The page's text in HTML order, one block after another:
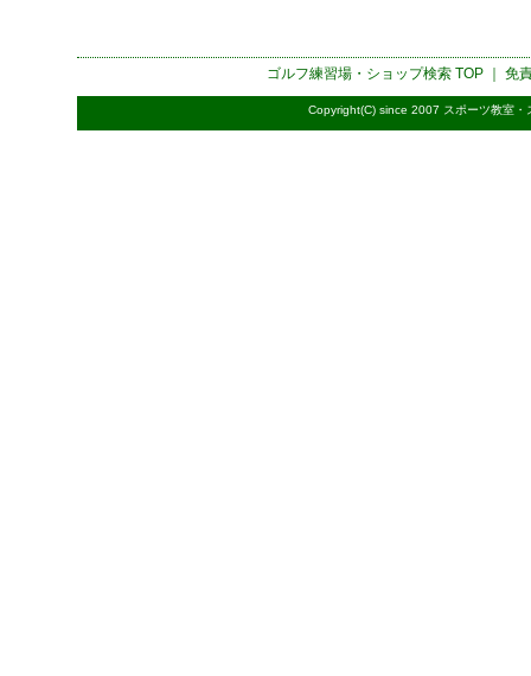
ゴルフ練習場・ショップ検索TOP ｜ 免
Copyright(C) since 2007 スポーツ教室・